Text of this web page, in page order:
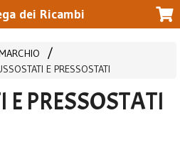
dei Ricambi
E PRESSOSTATI
E PRESSOSTATI